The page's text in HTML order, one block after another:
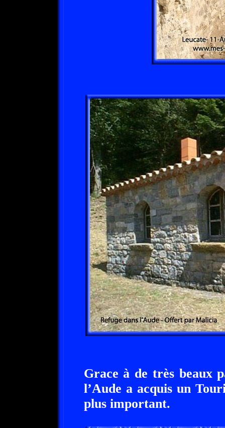
Grace à de très beaux
l’Aude a acquis un
plus important.